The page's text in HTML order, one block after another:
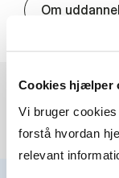
Cookies hjælper
Vi bruger
forstå hvordan
relevant
Om